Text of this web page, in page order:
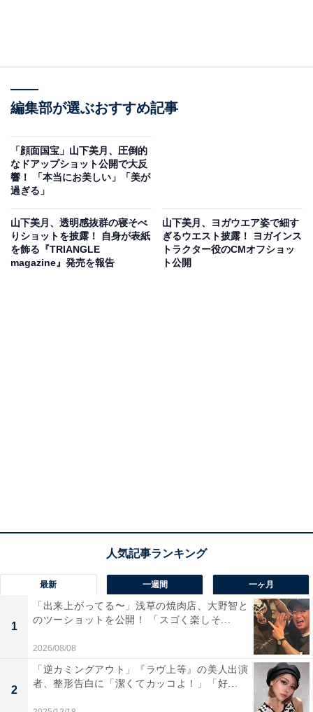
編集部が選ぶおすすめ記事
「顔面国宝」山下美月、圧倒的
なドアップショット公開で大反
響！ 「本当にお美しい」「美が
過ぎる」
山下美月、透明感抜群の寝そべ
りショットを披露！ 自身が表紙
を飾る『TRIANGLE
magazine』発売を報告
山下美月、ヨガウエア姿で細す
ぎるウエスト披露！ ヨガインス
トラクター役のCMオフショッ
ト公開
最新 一週間 一ヶ月
1
「出来上がってる〜」浅草の焼肉店、大野智と
のツーショットを公開！ 「スゴく楽しそ...
2026/08/08
2
「逆カミングアウト」『ラヴ上等』の美人出演
者、整形告白に「潔くてカッコよ！」「好...